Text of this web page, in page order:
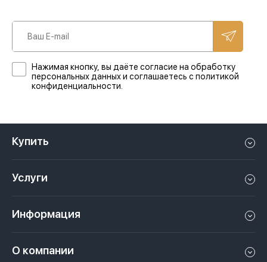
Нажимая кнопку, вы даёте согласие на обработку
персональных данных и соглашаетесь с политикой
конфиденциальности.
Купить
Апартаменты в Дубае
Пентхаус в Дубае
Услуги
Сдать недвижимость в Дубае, ОАЭ
Информация
О компании